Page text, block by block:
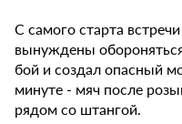
С самого старта
вынуждены
бой и создал опасный
минуте - мяч после
рядом со штангой.